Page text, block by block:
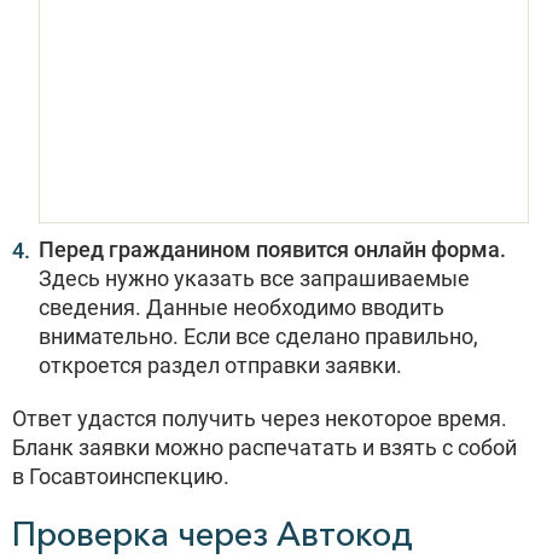
Перед гражданином появится онлайн форма.
Здесь нужно указать все запрашиваемые
сведения. Данные необходимо вводить
внимательно. Если все сделано правильно,
откроется раздел отправки заявки.
Ответ удастся получить через некоторое время.
Бланк заявки можно распечатать и взять с собой
в Госавтоинспекцию.
Проверка через Автокод